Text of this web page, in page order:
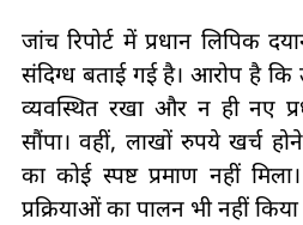
जांच रिपोर्ट में प्रधान लिपिक
संदिग्ध बताई गई है। आरोप है कि
व्यवस्थित रखा और न ही नए
सौंपा। वहीं, लाखों रुपये खर्च
का कोई स्पष्ट प्रमाण नहीं
प्रक्रियाओं का पालन भी नहीं किया